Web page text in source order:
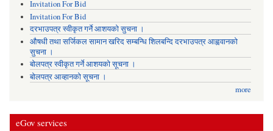
Invitation For Bid
Invitation For Bid
दरभाउपत्र स्वीकृत गर्ने आशयको सुचना ।
औषधी तथा सर्जिकल सामान खरिद सम्बन्धि शिलबन्दि दरभाउपत्र आह्ववानको
सुचना ।
बोलपत्र स्वीकृत गर्ने आशयको सूचना ।
बोलपत्र आव्हानको सूचना ।
more
eGov services